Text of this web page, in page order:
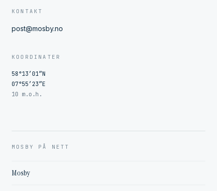
KONTAKT
post@mosby.no
KOORDINATER
58°13′01″N
07°55′23″E
10 m.o.h.
MOSBY PÅ NETT
Mosby